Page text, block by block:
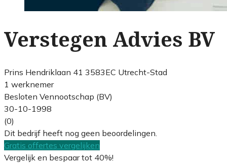
Verstegen Advies BV
Prins Hendriklaan 41 3583EC Utrecht-Stad
1 werknemer
Besloten Vennootschap (BV)
30-10-1998
(0)
Dit bedrijf heeft nog geen beoordelingen.
Gratis offertes vergelijken
Vergelijk en bespaar tot 40%!